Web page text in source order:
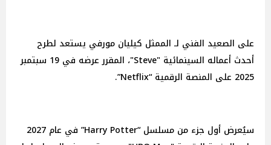
على الصعيد الفني لـ الممثل كيليان مورفي يستعد لطرح
أحدث أعماله السينمائية "Steve"، المقرر عرضه في 19 سبتمبر
2025 على المنصة الرقمية “Netflix”.
سيُعرض أول جزء من مسلسل “Harry Potter” في عام 2027